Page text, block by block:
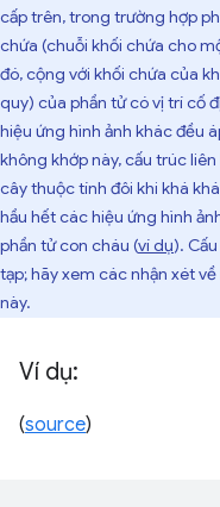
cấp trên, trong trường hợp
chứa (chuỗi khối chứa cho
đó, cộng với khối chứa của
quy) của phần tử có vị trí cố
hiệu ứng hình ảnh khác đều
không khớp này, cấu trúc
cây thuộc tính đôi khi khá
hầu hết các hiệu ứng hình
phần tử con cháu (ví dụ).
tạp; hãy xem các nhận xét
này.
Ví dụ:
(source)